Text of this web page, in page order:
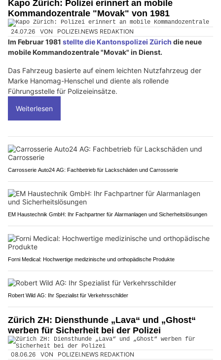
Kapo Zürich: Polizei erinnert an mobile
Kommandozentrale "Movak" von 1981
24.07.26 VON POLIZEI.NEWS REDAKTION
Im Februar 1981 stellte die Kantonspolizei Zürich die neue
mobile Kommandozentrale "Movak" in Dienst.
Das Fahrzeug basierte auf einem leichten Nutzfahrzeug der
Marke Hanomag-Henschel und diente als rollende
Führungsstelle für Polizeieinsätze.
Weiterlesen
Carrosserie Auto24 AG: Fachbetrieb für Lackschäden und Carrosserie
EM Haustechnik GmbH: Ihr Fachpartner für Alarmanlagen und Sicherheitslösungen
Forni Medical: Hochwertige medizinische und orthopädische Produkte
Robert Wild AG: Ihr Spezialist für Verkehrsschilder
Zürich ZH: Diensthunde „Lava“ und „Ghost“
werben für Sicherheit bei der Polizei
08.06.26 VON POLIZEI.NEWS REDAKTION